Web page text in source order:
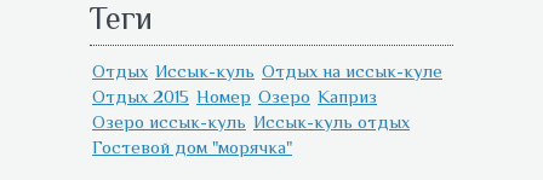
Теги
Отдых Иссык-куль Отдых на иссык-куле
Отдых 2015 Номер Озеро Каприз
Озеро иссык-куль Иссык-куль отдых
Гостевой дом "морячка"